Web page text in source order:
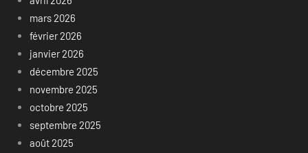
mars 2026
février 2026
janvier 2026
décembre 2025
novembre 2025
octobre 2025
septembre 2025
août 2025